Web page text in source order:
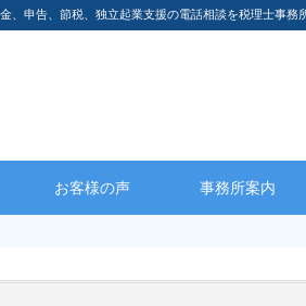
申告、節税、独立起業支援の電話相談を税理士事務
お客様の声 事務所案内